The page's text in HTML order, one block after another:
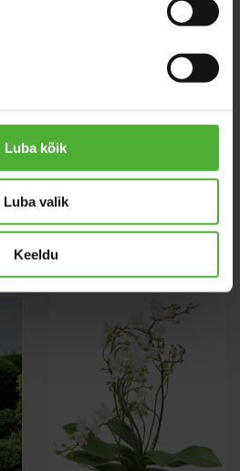
Luba kõik
Luba valik
Keeldu
Tassmania